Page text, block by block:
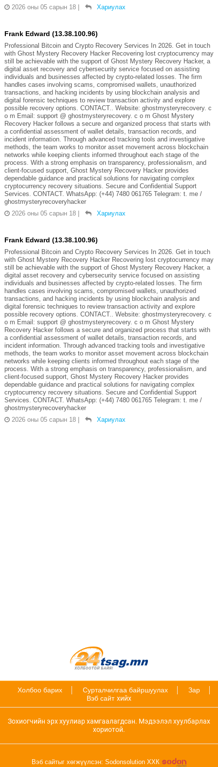
2026 оны 05 сарын 18
Хариулах
Frank Edward (13.38.100.96)
Professional Bitcoin and Crypto Recovery Services In 2026. Get in touch
with Ghost Mystery Recovery Hacker Recovering lost cryptocurrency may
still be achievable with the support of Ghost Mystery Recovery Hacker, a
digital asset recovery and cybersecurity service focused on assisting
individuals and businesses affected by crypto-related losses. The firm
handles cases involving scams, compromised wallets, unauthorized
transactions, and hacking incidents by using blockchain analysis and
digital forensic techniques to review transaction activity and explore
possible recovery options. CONTACT.. Website: ghostmysteryrecovery. c
o m Email: support @ ghostmysteryrecovery. c o m Ghost Mystery
Recovery Hacker follows a secure and organized process that starts with
a confidential assessment of wallet details, transaction records, and
incident information. Through advanced tracking tools and investigative
methods, the team works to monitor asset movement across blockchain
networks while keeping clients informed throughout each stage of the
process. With a strong emphasis on transparency, professionalism, and
client-focused support, Ghost Mystery Recovery Hacker provides
dependable guidance and practical solutions for navigating complex
cryptocurrency recovery situations. Secure and Confidential Support
Services. CONTACT. WhatsApp: (+44) 7480 061765 Telegram: t. me /
ghostmysteryrecoveryhacker
2026 оны 05 сарын 18
Хариулах
Frank Edward (13.38.100.96)
Professional Bitcoin and Crypto Recovery Services In 2026. Get in touch
with Ghost Mystery Recovery Hacker Recovering lost cryptocurrency may
still be achievable with the support of Ghost Mystery Recovery Hacker, a
digital asset recovery and cybersecurity service focused on assisting
individuals and businesses affected by crypto-related losses. The firm
handles cases involving scams, compromised wallets, unauthorized
transactions, and hacking incidents by using blockchain analysis and
digital forensic techniques to review transaction activity and explore
possible recovery options. CONTACT.. Website: ghostmysteryrecovery. c
o m Email: support @ ghostmysteryrecovery. c o m Ghost Mystery
Recovery Hacker follows a secure and organized process that starts with
a confidential assessment of wallet details, transaction records, and
incident information. Through advanced tracking tools and investigative
methods, the team works to monitor asset movement across blockchain
networks while keeping clients informed throughout each stage of the
process. With a strong emphasis on transparency, professionalism, and
client-focused support, Ghost Mystery Recovery Hacker provides
dependable guidance and practical solutions for navigating complex
cryptocurrency recovery situations. Secure and Confidential Support
Services. CONTACT. WhatsApp: (+44) 7480 061765 Telegram: t. me /
ghostmysteryrecoveryhacker
2026 оны 05 сарын 18
Хариулах
Холбоо барих Сурталчилгаа байршуулах
Зар
Вэб сайт хийх
Зохиогчийн эрх хуулиар хамгаалагдсан. Мэдээлэл хуулбарлах
хориотой.
Вэб сайтыг хөгжүүлсэн: Sodonsolution ХХК